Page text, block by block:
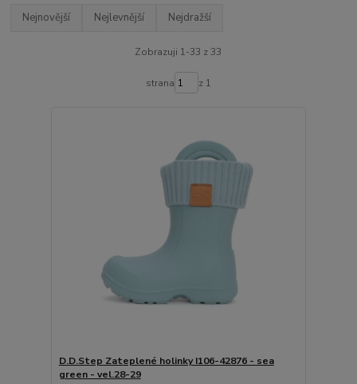
Nejnovější Nejlevnější Nejdražší
Zobrazuji 1-33 z 33
strana z 1
D.D.Step Zateplené holinky I106-42876 - sea
green - vel.28-29